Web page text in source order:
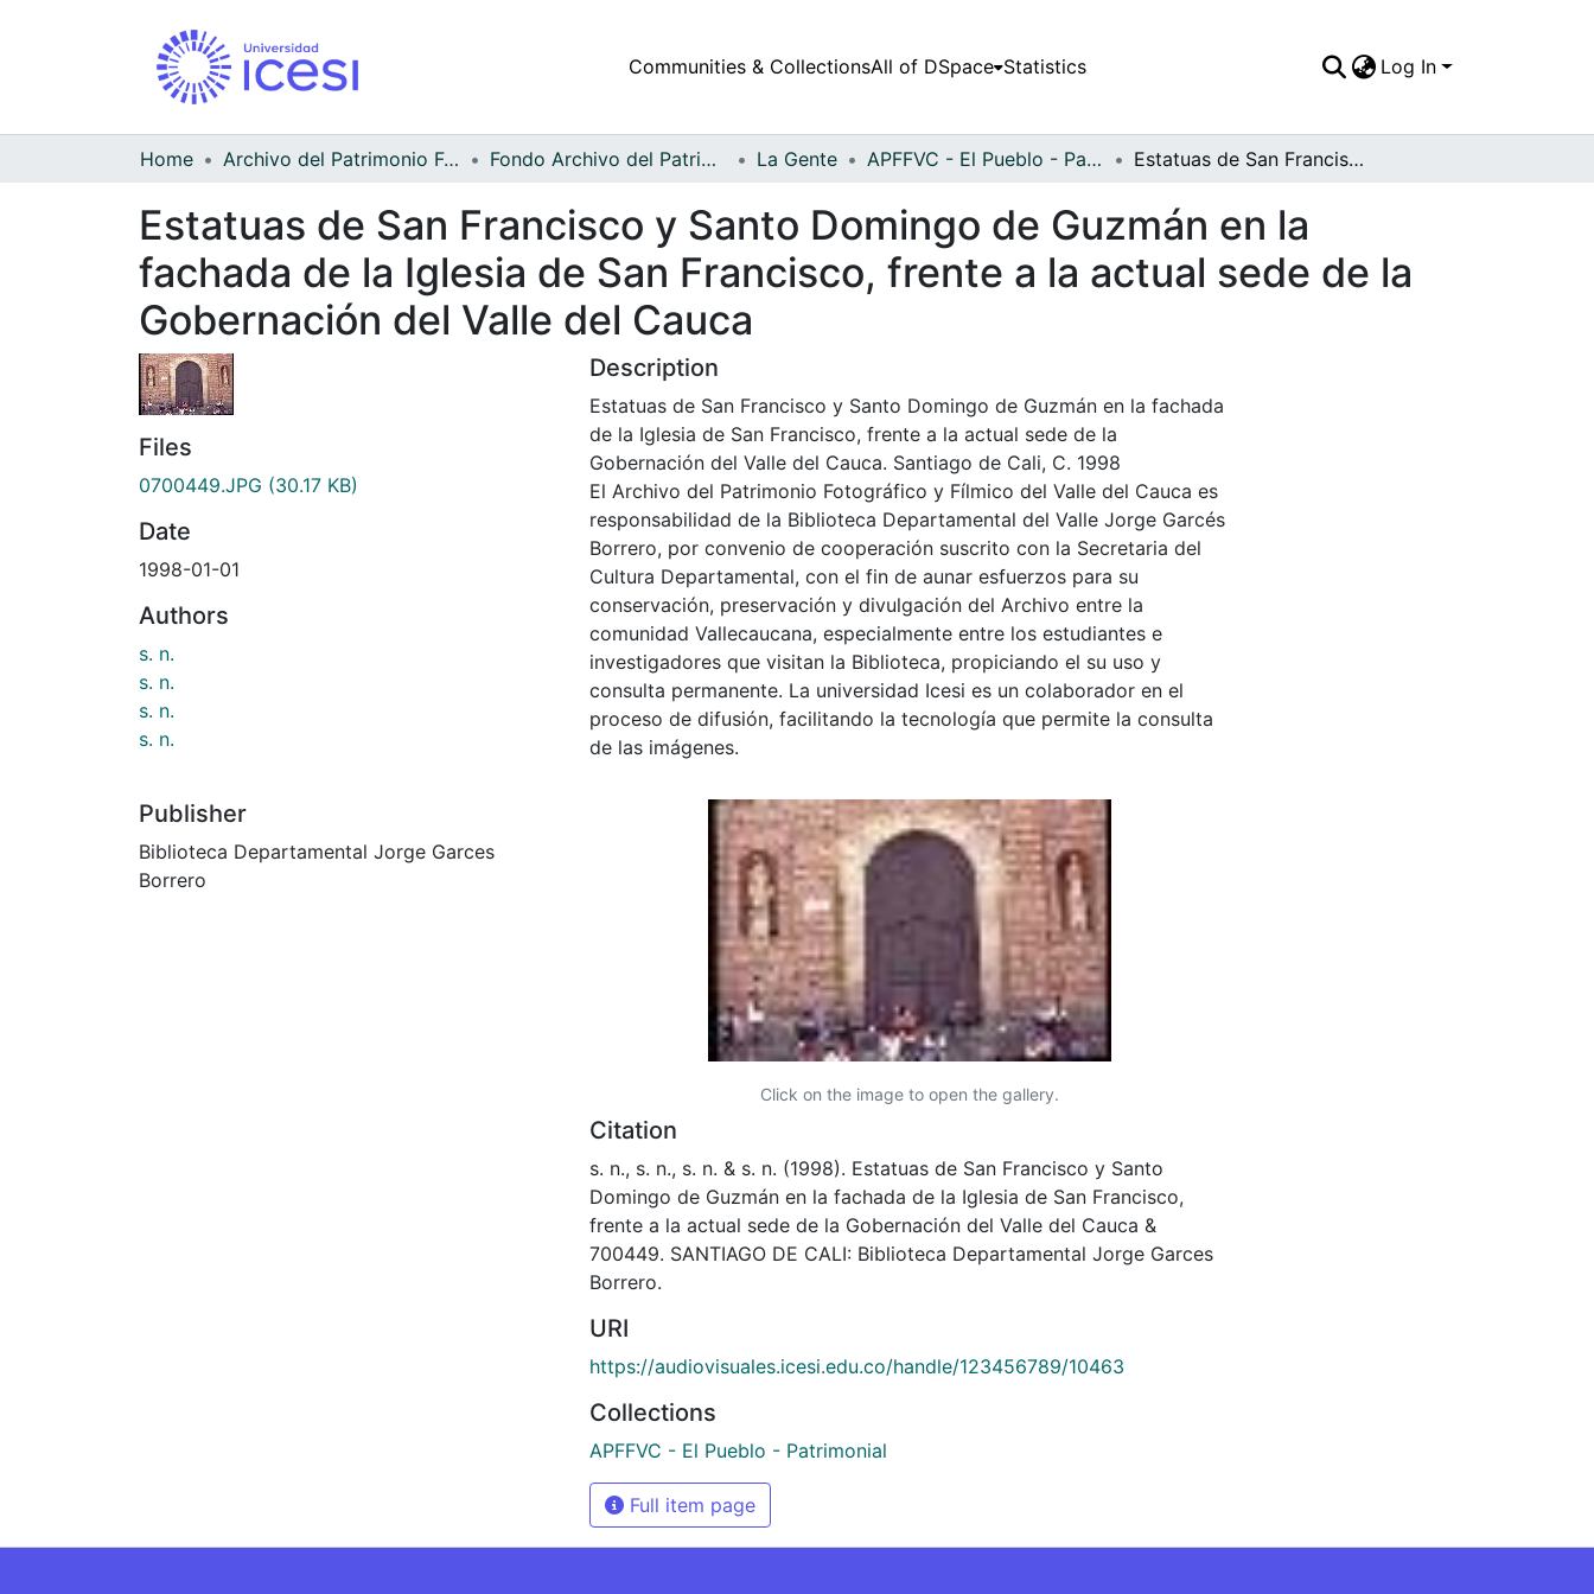
Communities & CollectionsAll of DSpace Statistics Log In
Home Archivo del Patrimonio Fotográfico y Fílmico del Valle del Cauca Fondo Archivo del Patrimonio Fotográfico y Fílmico del Valle del Cauca La Gente APFFVC - El Pueblo - Patrimonial Estatuas de San Francisco y Santo Domingo de Guzmán en la fachada de la Iglesia de San Francisco, frente a la actual sede de la Gobernación del Valle del Cauca
Estatuas de San Francisco y Santo Domingo de Guzmán en la
fachada de la Iglesia de San Francisco, frente a la actual sede de la
Gobernación del Valle del Cauca
Files
0700449.JPG (30.17 KB)
Date
1998-01-01
Authors
s. n.
s. n.
s. n.
s. n.
Publisher
Biblioteca Departamental Jorge Garces
Borrero
Description
Estatuas de San Francisco y Santo Domingo de Guzmán en la fachada
de la Iglesia de San Francisco, frente a la actual sede de la
Gobernación del Valle del Cauca. Santiago de Cali, C. 1998
El Archivo del Patrimonio Fotográfico y Fílmico del Valle del Cauca es
responsabilidad de la Biblioteca Departamental del Valle Jorge Garcés
Borrero, por convenio de cooperación suscrito con la Secretaria del
Cultura Departamental, con el fin de aunar esfuerzos para su
conservación, preservación y divulgación del Archivo entre la
comunidad Vallecaucana, especialmente entre los estudiantes e
investigadores que visitan la Biblioteca, propiciando el su uso y
consulta permanente. La universidad Icesi es un colaborador en el
proceso de difusión, facilitando la tecnología que permite la consulta
de las imágenes.
Click on the image to open the gallery.
Citation
s. n., s. n., s. n. & s. n. (1998). Estatuas de San Francisco y Santo
Domingo de Guzmán en la fachada de la Iglesia de San Francisco,
frente a la actual sede de la Gobernación del Valle del Cauca &
700449. SANTIAGO DE CALI: Biblioteca Departamental Jorge Garces
Borrero.
URI
https://audiovisuales.icesi.edu.co/handle/123456789/10463
Collections
APFFVC - El Pueblo - Patrimonial
Full item page